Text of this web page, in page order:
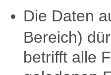
Die Daten
Bereich)
betrifft alle